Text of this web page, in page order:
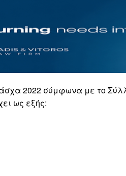
2022 σύμφωνα με το
ως εξής: